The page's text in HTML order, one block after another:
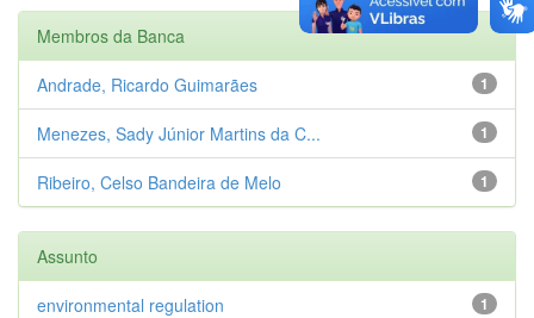
Membros da Banca
1
Andrade, Ricardo Guimarães
1
Menezes, Sady Júnior Martins da C...
1
Ribeiro, Celso Bandeira de Melo
Assunto
1
environmental regulation